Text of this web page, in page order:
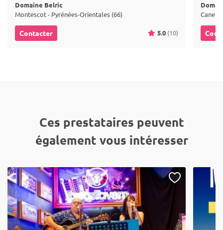
Domaine Belric
Montescot - Pyrénées-Orientales (66)
Contacter 5.0 (10)
Canet-
Ces prestataires peuvent
également vous intéresser